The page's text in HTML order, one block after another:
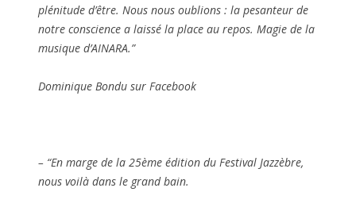
plénitude d’être. Nous nous oublions : la pesanteur de
notre conscience a laissé la place au repos. Magie de la
musique d’AINARA.”
Dominique Bondu sur Facebook
– “En marge de la 25ème édition du Festival Jazzèbre,
nous voilà dans le grand bain.